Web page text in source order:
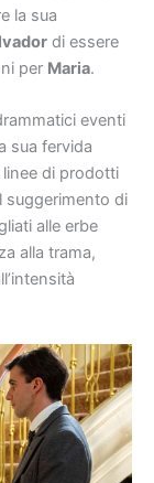
la sua
di essere
per Maria.
eventi
sua fervida
di prodotti
suggerimento di
alle erbe
alla trama,